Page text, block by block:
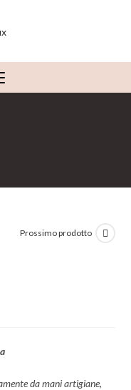
Prossimo prodotto
da mani artigiane,